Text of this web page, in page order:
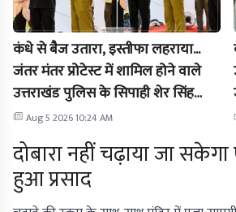
कंधे से बैज उतारा, इस्तीफा लहराया...
जंतर मंतर प्रोटेस्ट में शामिल होने वाले
उत्तराखंड पुलिस के सिपाही शेर सिंह
नौकरी से बर्खास्त
Aug 5 2026 10:24 AM
दोबारा नहीं चढ़ाया जा
हुआ प्रसाद